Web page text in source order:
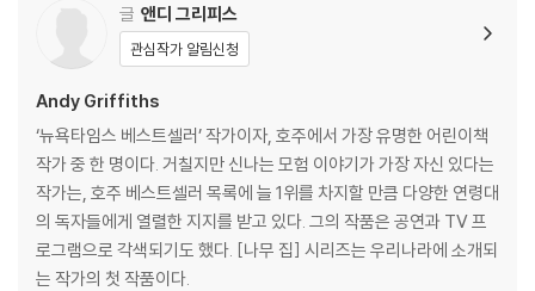
Can Andy, Terry, and Jill escape school, save the treehouse fr
on time?
Read the whole series!
The 13-Story Treehouse
The 26-Story Treehouse
The 39-Story Treehouse
The 52-Story Treehouse
글 앤디 그리피스
관심작가 알림신청
Andy Griffiths
‘뉴욕타임스 베스트셀러’ 작가이자, 호주에서 가장 유명한 어린이책
작가 중 한 명이다. 거칠지만 신나는 모험 이야기가 가장 자신 있다는
작가는, 호주 베스트셀러 목록에 늘 1위를 차지할 만큼 다양한 연령대
의 독자들에게 열렬한 지지를 받고 있다. 그의 작품은 공연과 TV 프
로그램으로 각색되기도 했다. [나무 집] 시리즈는 우리나라에 소개되
는 작가의 첫 작품이다.